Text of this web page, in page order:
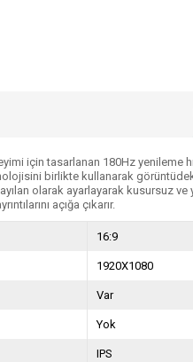
için tasarlanan 180Hz yenileme
birlikte kullanarak
olarak ayarlayarak kusursuz
açığa çıkarır.
16:9
1920X1080
Var
Yok
IPS